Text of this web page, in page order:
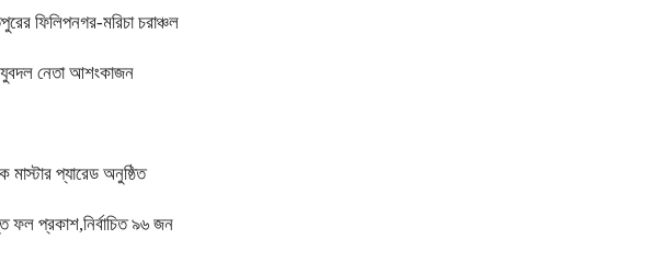
ফিলিপনগর-মরিচা চরাঞ্চল
যুবদল নেতা আশংকাজন
প্যারেড অনুষ্ঠিত
ফল প্রকাশ,নির্বাচিত ৯৬ জন